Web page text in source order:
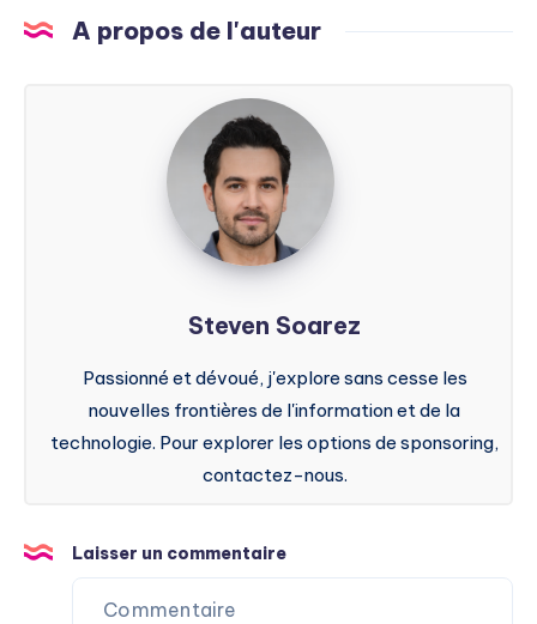
A propos de l'auteur
Steven
Soarez
Steven Soarez
Passionné et dévoué, j'explore sans cesse les
nouvelles frontières de l'information et de la
technologie. Pour explorer les options de sponsoring,
contactez-nous.
Laisser un commentaire